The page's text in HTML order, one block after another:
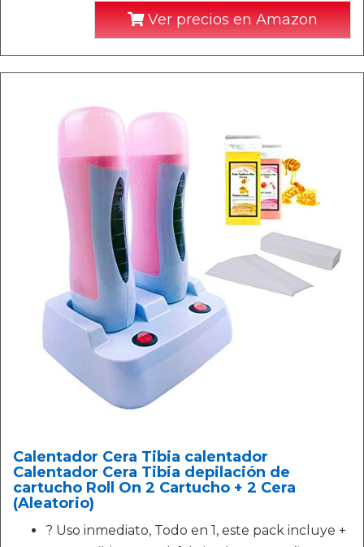
Ver precios en Amazon
Calentador Cera Tibia calentador
Calentador Cera Tibia depilación de
cartucho Roll On 2 Cartucho + 2 Cera
(Aleatorio)
? Uso inmediato, Todo en 1, este pack incluye +